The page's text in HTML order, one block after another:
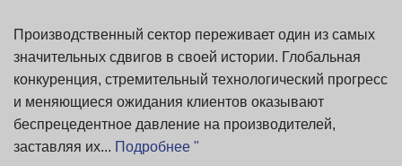
Производственный сектор переживает один из самых
значительных сдвигов в своей истории. Глобальная
конкуренция, стремительный технологический прогресс
и меняющиеся ожидания клиентов оказывают
беспрецедентное давление на производителей,
заставляя их... Подробнее "